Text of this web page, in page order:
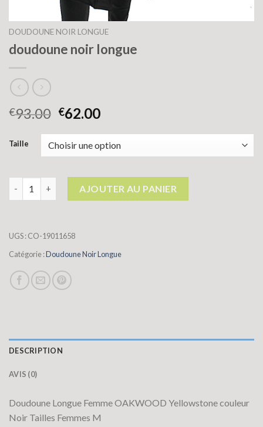
DOUDOUNE NOIR LONGUE
doudoune noir longue
€93.00 €62.00
Taille
AJOUTER AU PANIER
UGS :CO-19011658
Catégorie :Doudoune Noir Longue
DESCRIPTION
AVIS (0)
Doudoune Longue Femme OAKWOOD Yellowstone couleur
Noir Tailles Femmes M